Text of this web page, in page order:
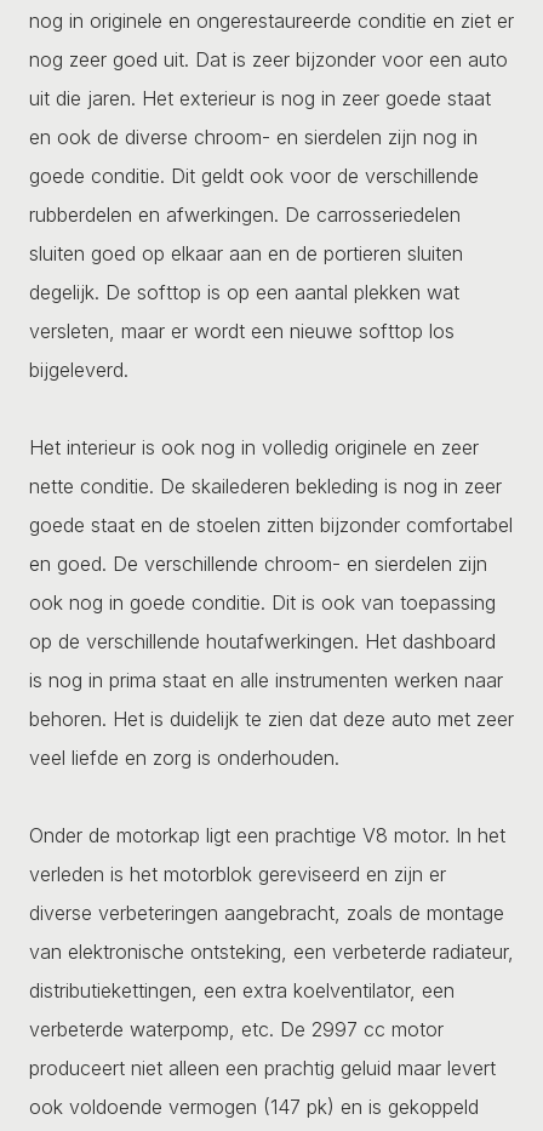
nog in originele en ongerestaureerde conditie en ziet er
nog zeer goed uit. Dat is zeer bijzonder voor een auto
uit die jaren. Het exterieur is nog in zeer goede staat
en ook de diverse chroom- en sierdelen zijn nog in
goede conditie. Dit geldt ook voor de verschillende
rubberdelen en afwerkingen. De carrosseriedelen
sluiten goed op elkaar aan en de portieren sluiten
degelijk. De softtop is op een aantal plekken wat
versleten, maar er wordt een nieuwe softtop los
bijgeleverd.
Het interieur is ook nog in volledig originele en zeer
nette conditie. De skailederen bekleding is nog in zeer
goede staat en de stoelen zitten bijzonder comfortabel
en goed. De verschillende chroom- en sierdelen zijn
ook nog in goede conditie. Dit is ook van toepassing
op de verschillende houtafwerkingen. Het dashboard
is nog in prima staat en alle instrumenten werken naar
behoren. Het is duidelijk te zien dat deze auto met zeer
veel liefde en zorg is onderhouden.
Onder de motorkap ligt een prachtige V8 motor. In het
verleden is het motorblok gereviseerd en zijn er
diverse verbeteringen aangebracht, zoals de montage
van elektronische ontsteking, een verbeterde radiateur,
distributiekettingen, een extra koelventilator, een
verbeterde waterpomp, etc. De 2997 cc motor
produceert niet alleen een prachtig geluid maar levert
ook voldoende vermogen (147 pk) en is gekoppeld